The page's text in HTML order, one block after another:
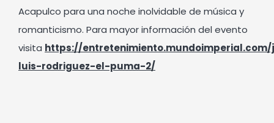
Acapulco para una noche inolvidable de música y
romanticismo. Para mayor información del evento
visita https://
luis-rodriguez-el-puma-2/